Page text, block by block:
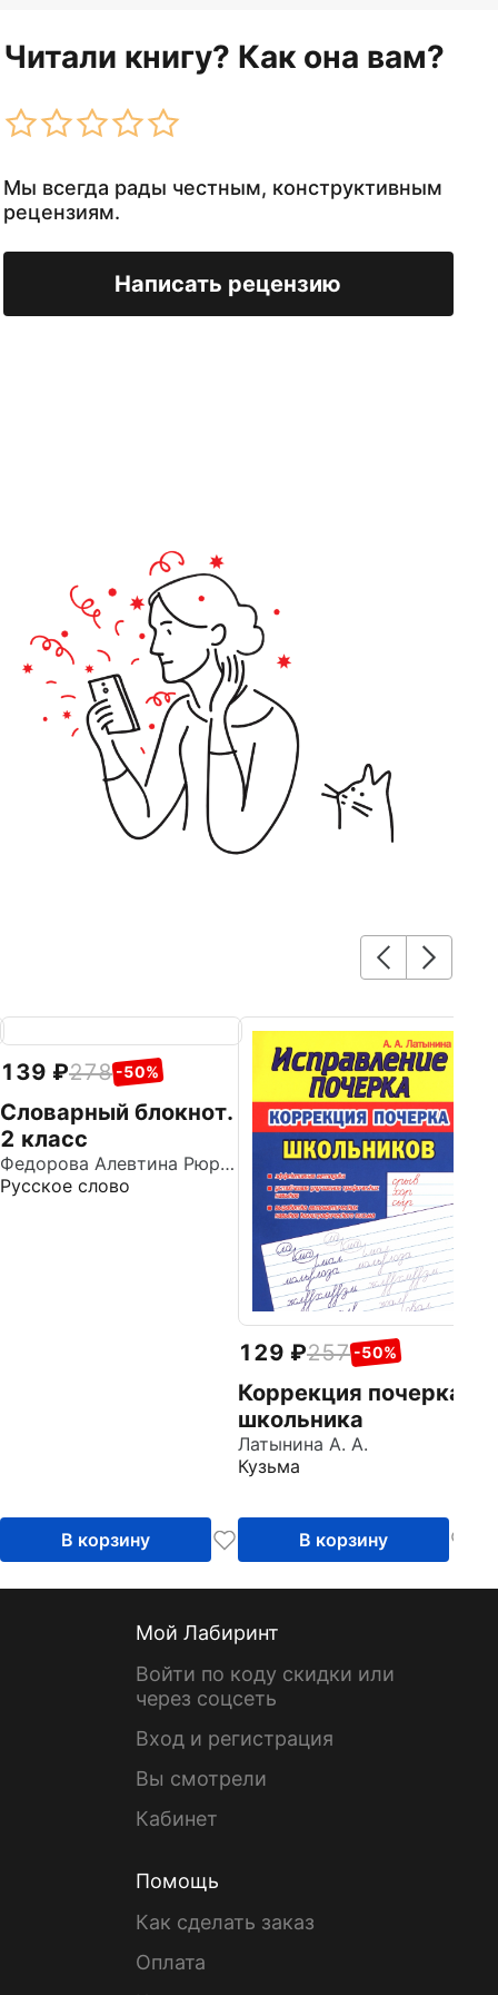
Читали книгу? Как она вам?
Мы всегда рады честным, конструктивным
рецензиям.
Написать рецензию
139 278 -50%
Словарный блокнот.
2 класс
Федорова Алевтина Рюриковна
Русское слово
В корзину
129 257 -50%
Коррекция почерка
школьника
Латынина А. А.
Кузьма
В корзину
Мой Лабиринт
Войти по коду скидки или
через соцсеть
Вход и регистрация
Вы смотрели
Кабинет
Помощь
Как сделать заказ
Оплата